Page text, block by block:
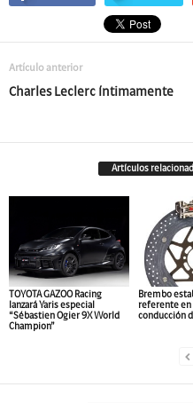
Artículo anterior
Charles Leclerc íntimamente
Artículos
TOYOTA GAZOO Racing
lanzará Yaris especial
“Sébastien Ogier 9X World
Champion”
Brembo
referente en
conducción